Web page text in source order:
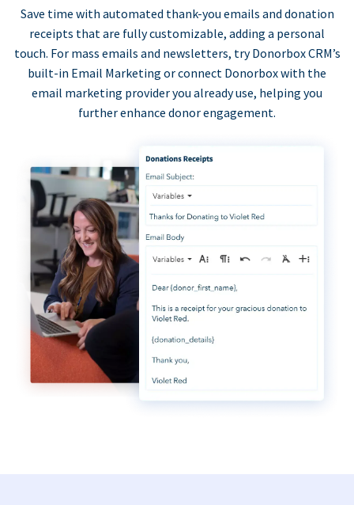
Save time with automated thank-you emails and donation
receipts that are fully customizable, adding a personal
touch. For mass emails and newsletters, try Donorbox CRM’s
built-in Email Marketing or connect Donorbox with the
email marketing provider you already use, helping you
further enhance donor engagement.